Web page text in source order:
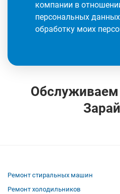
компании в
персональных данных
обработку моих
Ремонт стиральных машин
Ремонт холодильников